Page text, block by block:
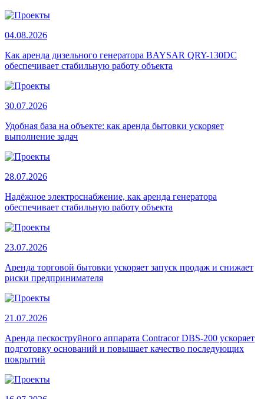
04.08.2026
Как аренда дизельного генератора BAYSAR QRY-130DC
обеспечивает стабильную работу объекта
30.07.2026
Удобная база на объекте: как аренда бытовки ускоряет
выполнение задач
28.07.2026
Надёжное электроснабжение, как аренда генератора
обеспечивает стабильную работу объекта
23.07.2026
Аренда торговой бытовки ускоряет запуск продаж и снижает
риски предпринимателя
21.07.2026
Аренда пескоструйного аппарата Contracor DBS-200 ускоряет
подготовку оснований и повышает качество последующих
покрытий